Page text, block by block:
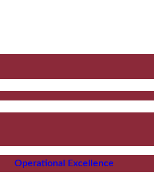
Operational Excellence